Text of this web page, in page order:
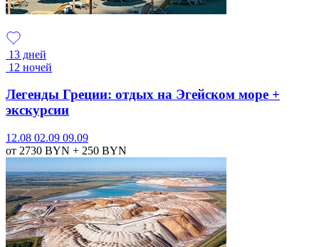
13 дней
12 ночей
Легенды Греции: отдых на Эгейском море +
экскурсии
12.08 02.09 09.09
от 2730 BYN + 250 BYN